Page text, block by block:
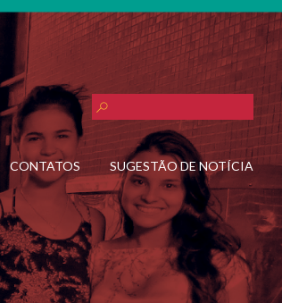
CONTATOS SUGESTÃO DE NOTÍCIA